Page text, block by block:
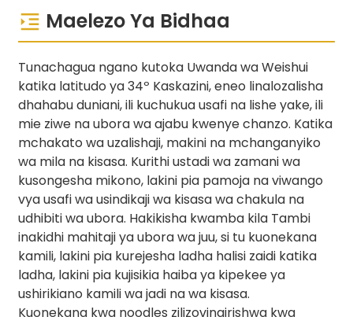
Maelezo Ya Bidhaa
Tunachagua ngano kutoka Uwanda wa Weishui
katika latitudo ya 34º Kaskazini, eneo linalozalisha
dhahabu duniani, ili kuchukua usafi na lishe yake, ili
mie ziwe na ubora wa ajabu kwenye chanzo. Katika
mchakato wa uzalishaji, makini na mchanganyiko
wa mila na kisasa. Kurithi ustadi wa zamani wa
kusongesha mikono, lakini pia pamoja na viwango
vya usafi wa usindikaji wa kisasa wa chakula na
udhibiti wa ubora. Hakikisha kwamba kila Tambi
inakidhi mahitaji ya ubora wa juu, si tu kuonekana
kamili, lakini pia kurejesha ladha halisi zaidi katika
ladha, lakini pia kujisikia haiba ya kipekee ya
ushirikiano kamili wa jadi na wa kisasa.
Kuonekana kwa noodles zilizovingirishwa kwa